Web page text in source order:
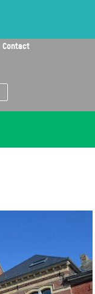
Contact